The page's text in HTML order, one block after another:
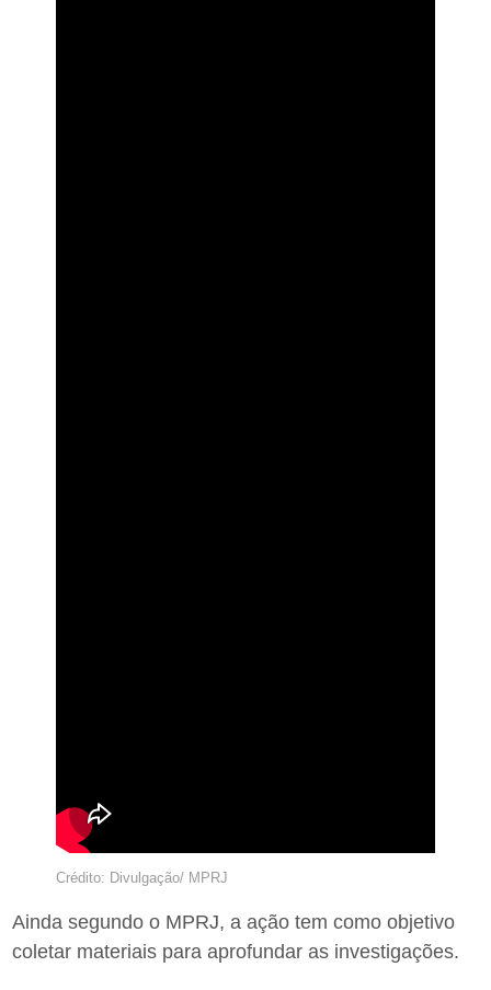
Crédito: Divulgação/ MPRJ
Ainda segundo o MPRJ, a ação tem como objetivo
coletar materiais para aprofundar as investigações.